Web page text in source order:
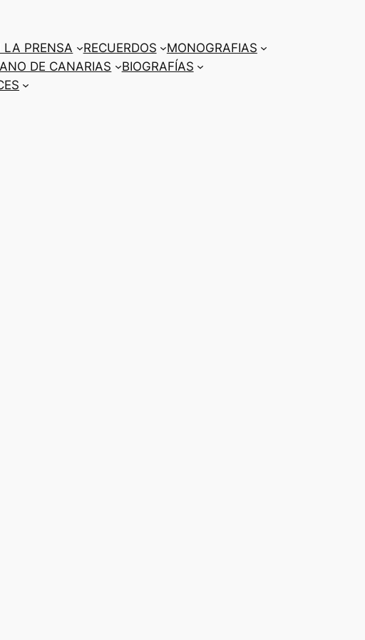
PRENSA RECUERDOS
MONOGRAFIAS
DE CANARIAS
BIOGRAFÍAS